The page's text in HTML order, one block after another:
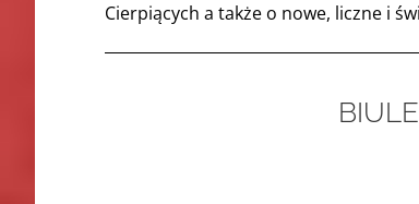
Cierpiących a także o nowe, liczne i